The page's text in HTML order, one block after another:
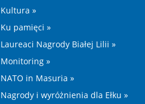
Kultura »
Ku pamięci »
Laureaci Nagrody Białej Lilii »
Monitoring »
NATO in Masuria »
Nagrody i wyróżnienia dla Ełku »